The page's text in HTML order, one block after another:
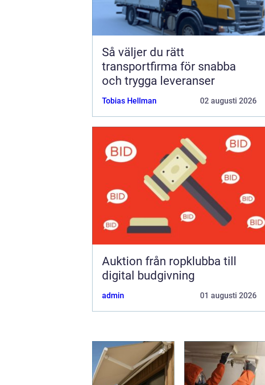
Så väljer du rätt
transportfirma för snabba
och trygga leveranser
Tobias Hellman 02 augusti 2026
Auktion från ropklubba till
digital budgivning
admin 01 augusti 2026